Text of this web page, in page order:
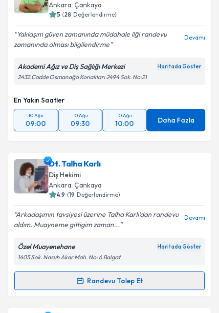
E-posta Adresiniz
Metni'ni okudum ve kişisel verilerimin belirtilen
kapsamda işlenmesini kabul ediyorum.
Takvim Talebini Gönder
Ankara, Çankaya
5 (28 Değerlendirme)
Yaklaşım güven zamanında müdahale ilği randevu
zamanında olması bilgilendirme
Devamı
Akademi Ağız ve Diş Sağlığı Merkezi Haritada Göster
2432.Cadde Osmanağa Konakları 2494 Sok. No:21
En Yakın Saatler
10 Ağu
09:00
10 Ağu
09:30
10 Ağu
10:00 Daha Fazla
Dt. Talha Karlı
Diş Hekimi
Ankara, Çankaya
4.9 (19 Değerlendirme)
Arkadaşımın tavsiyesi üzerine Talha Karlı'dan randevu
aldım. Muayneme gittigim zaman...
Devamı
Özel Muayenehane Haritada Göster
1405 Sok. Nasuh Akar Mah. No: 6 Balgat
Randevu Talep Et
Randevu Takvimi Talebi